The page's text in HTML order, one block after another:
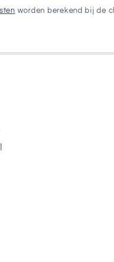
worden berekend bij de